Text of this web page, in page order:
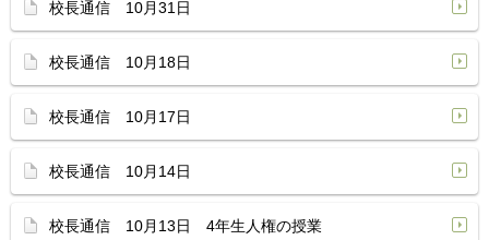
校長通信 10月31日
校長通信 10月18日
校長通信 10月17日
校長通信 10月14日
校長通信 10月13日 4年生人権の授業